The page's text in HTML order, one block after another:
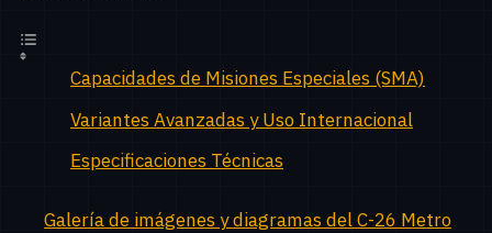
Capacidades de Misiones Especiales (SMA)
Variantes Avanzadas y Uso Internacional
Especificaciones Técnicas
Galería de imágenes y diagramas del C-26 Metro